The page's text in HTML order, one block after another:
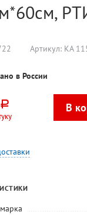
Артикул: КА
в России
руб.